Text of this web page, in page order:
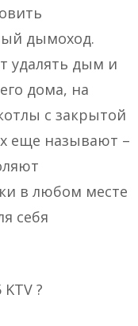
дымоход.
удалять дым и
дома, на
с закрытой
еще называют –
в любом месте
себя
?